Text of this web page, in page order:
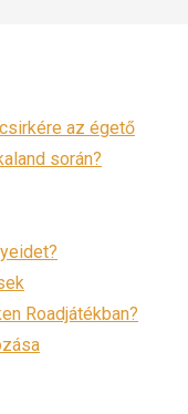
az égető
során?
Roadjátékban?